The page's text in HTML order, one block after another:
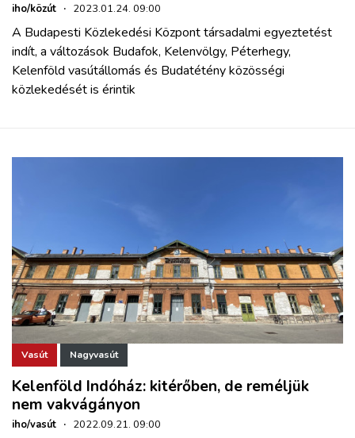
iho/közút · 2023.01.24. 09:00
A Budapesti Közlekedési Központ társadalmi egyeztetést
indít, a változások Budafok, Kelenvölgy, Péterhegy,
Kelenföld vasútállomás és Budatétény közösségi
közlekedését is érintik
Vasút Nagyvasút
Kelenföld Indóház: kitérőben, de reméljük
nem vakvágányon
iho/vasút · 2022.09.21. 09:00